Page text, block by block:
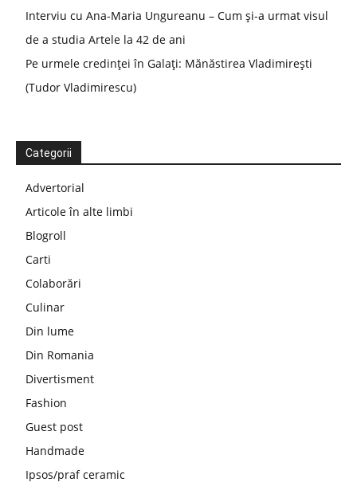
Interviu cu Ana-Maria Ungureanu – Cum și-a urmat visul
de a studia Artele la 42 de ani
Pe urmele credinței în Galați: Mănăstirea Vladimirești
(Tudor Vladimirescu)
Categorii
Advertorial
Articole în alte limbi
Blogroll
Carti
Colaborări
Culinar
Din lume
Din Romania
Divertisment
Fashion
Guest post
Handmade
Ipsos/praf ceramic